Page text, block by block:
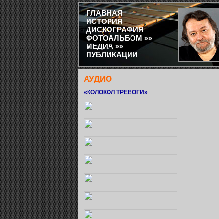
ГЛАВНАЯ
ИСТОРИЯ
ДИСКОГРАФИЯ
ФОТОАЛЬБОМ »»
МЕДИА »»
ПУБЛИКАЦИИ
АУДИО
«КОЛОКОЛ ТРЕВОГИ»